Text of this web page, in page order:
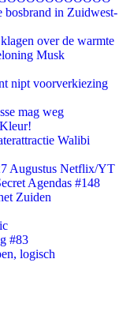
bosbrand in Zuidwest-
over de warmte
Musk
nipt voorverkiezing
mag weg
Walibi
Augustus Netflix/YT
Agendas #148
Zuiden
#83
logisch